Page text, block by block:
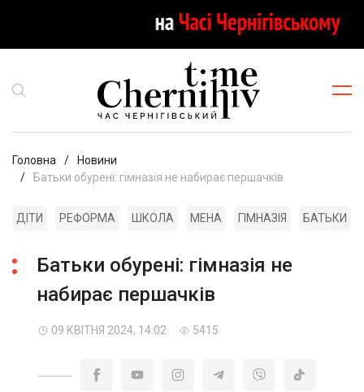
Головна
Новини
Батьки обурені: гімназія не набирає першачків
ДІТИ РЕФОРМА ШКОЛА МЕНА ГІМНАЗІЯ БАТЬКИ
Батьки обурені: гімназія не
набирає першачків
09 КВІТНЯ 2024, 14:02 5415